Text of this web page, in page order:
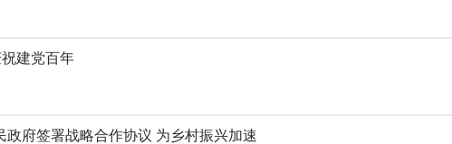
祝建党百年
政府签署战略合作协议 为乡村振兴加速